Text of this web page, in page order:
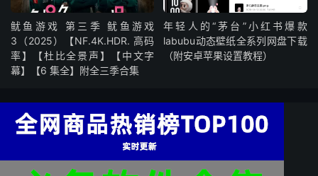
鱿鱼游戏 第三季 鱿鱼游戏
3（2025）【NF.4K.HDR. 高码
率】【杜比全景声】【中文字
幕】【6 集全】附全三季合集
年轻人的“茅台”小红书爆款
labubu动态壁纸全系列网盘下载
（附安卓苹果设置教程）